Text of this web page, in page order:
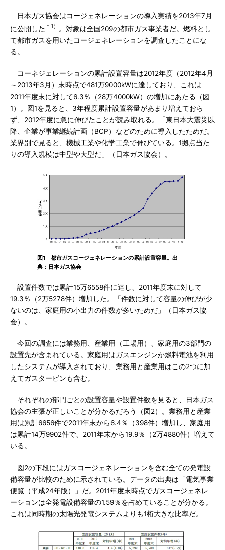
日本ガス協会はコージェネレーションの導入実績を2013年7月
に公開した ＊1）
。対象は全国209の都市ガス事業者だ。燃料とし
て都市ガスを用いたコージェネレーションを調査したことにな
る。
コーネジェレーションの累計設置容量は2012年度（2012年4月
～2013年3月）末時点で481万9000kWに達しており、これは
2011年度末に対して6.3％（28万4000kW）の増加にあたる（図
1）。図1を見ると、3年程度累計設置容量があまり増えておら
ず、2012年度に急に伸びたことが読み取れる。「東日本大震災以
降、企業が事業継続計画（BCP）などのために導入したためだ。
業界別で見ると、機械工業や化学工業で伸びている。1拠点当た
りの導入規模は中型や大型だ」（日本ガス協会）。
図1 都市ガスコージェネレーションの累計設置容量。出
典：日本ガス協会
設置件数では累計15万6558件に達し、2011年度末に対して
19.3％（2万5278件）増加した。「件数に対して容量の伸びが少
ないのは、家庭用の小出力の件数が多いためだ」（日本ガス協
会）。
今回の調査には業務用、産業用（工場用）、家庭用の3部門の
設置先が含まれている。家庭用はガスエンジンか燃料電池を利用
したシステムが導入されており、業務用と産業用はこの2つに加
えてガスタービンも含む。
それぞれの部門ごとの設置容量や設置件数を見ると、日本ガス
協会の主張が正しいことが分かるだろう（図2）。業務用と産業
用は累計6656件で2011年末から6.4％（398件）増加し、家庭用
は累計14万9902件で、2011年末から19.9％（2万4880件）増えて
いる。
図2の下段にはガスコージェネレーションを含む全ての発電設
備容量が比較のために示されている。データの出典は「電気事業
便覧（平成24年版）」だ。2011年度末時点でガスコージェネレ
ーションは全発電設備容量の1.59％を占めていることが分かる。
これは同時期の太陽光発電システムよりも1桁大きな比率だ。